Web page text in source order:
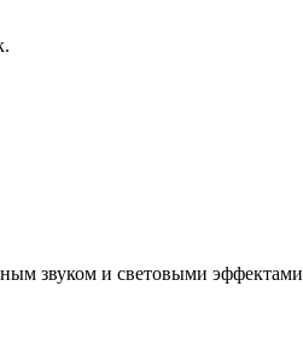
звуком и световыми